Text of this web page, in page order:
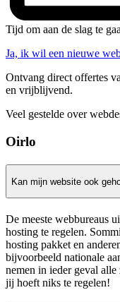
Tijd om aan de slag te
Ja, ik wil een nieuwe
Ontvang direct offertes
en vrijblijvend.
Veel gestelde over
Oirlo
Kan mijn website ook
De meeste webbureaus
hosting te regelen.
hosting pakket en
bijvoorbeeld nationale
nemen in ieder geval
jij hoeft niks te regelen!